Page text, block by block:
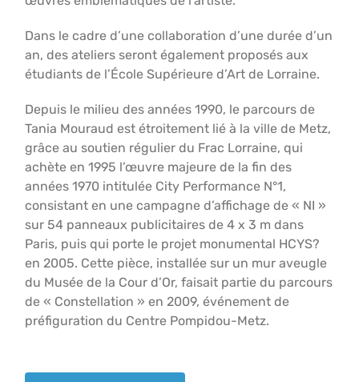
Dans le cadre d’une collaboration d’une durée d’un
an, des ateliers seront également proposés aux
étudiants de l’École Supérieure d’Art de Lorraine.
Depuis le milieu des années 1990, le parcours de
Tania Mouraud est étroitement lié à la ville de Metz,
grâce au soutien régulier du Frac Lorraine, qui
achète en 1995 l’œuvre majeure de la fin des
années 1970 intitulée City Performance N°1,
consistant en une campagne d’affichage de « NI »
sur 54 panneaux publicitaires de 4 x 3 m dans
Paris, puis qui porte le projet monumental HCYS?
en 2005. Cette pièce, installée sur un mur aveugle
du Musée de la Cour d’Or, faisait partie du parcours
de « Constellation » en 2009, événement de
préfiguration du Centre Pompidou-Metz.